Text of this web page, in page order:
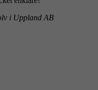
i Uppland AB